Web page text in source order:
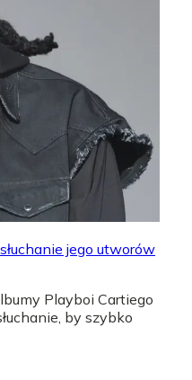
jego utworów
Playboi Cartiego
by szybko